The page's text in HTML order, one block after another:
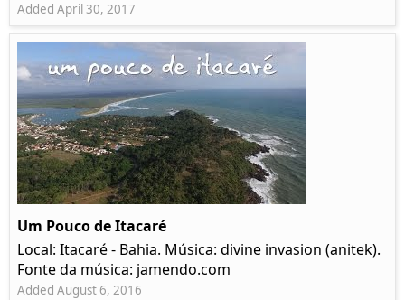
Added April 30, 2017
Um Pouco de Itacaré
Local: Itacaré - Bahia. Música: divine invasion (anitek).
Fonte da música: jamendo.com
Added August 6, 2016